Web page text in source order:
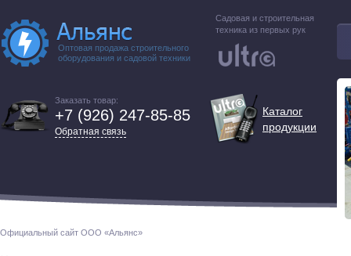
Оптовая продажа строительного
оборудования и садовой техники
Садовая и строительная
техника из первых рук
Заказать товар:
+7 (926) 247-85-85
Обратная связь
Каталог
продукции
Официальный сайт ООО «Альянс»